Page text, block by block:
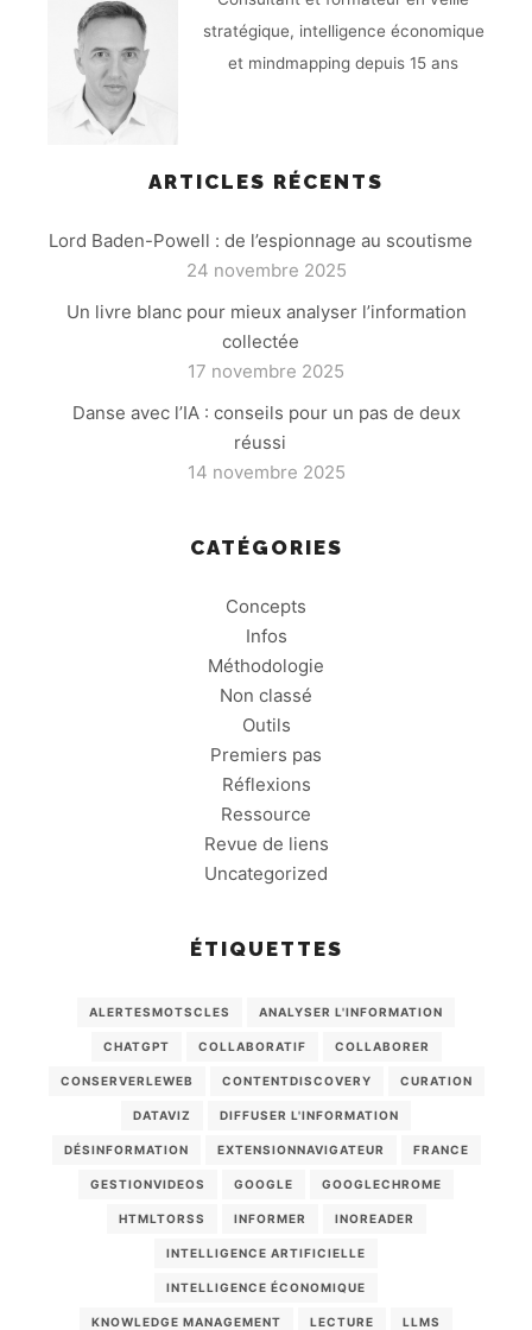
stratégique, intelligence économique
et mindmapping depuis 15 ans
ARTICLES RÉCENTS
Lord Baden-Powell : de l’espionnage au scoutisme
24 novembre 2025
Un livre blanc pour mieux analyser l’information
collectée
17 novembre 2025
Danse avec l’IA : conseils pour un pas de deux
réussi
14 novembre 2025
CATÉGORIES
Concepts
Infos
Méthodologie
Non classé
Outils
Premiers pas
Réflexions
Ressource
Revue de liens
Uncategorized
ÉTIQUETTES
ALERTESMOTSCLES ANALYSER L'INFORMATION
CHATGPT COLLABORATIF COLLABORER
CONSERVERLEWEB CONTENTDISCOVERY CURATION
DATAVIZ DIFFUSER L'INFORMATION
DÉSINFORMATION EXTENSIONNAVIGATEUR FRANCE
GESTIONVIDEOS GOOGLE GOOGLECHROME
HTMLTORSS INFORMER INOREADER
INTELLIGENCE ARTIFICIELLE
INTELLIGENCE ÉCONOMIQUE
KNOWLEDGE MANAGEMENT LECTURE LLMS